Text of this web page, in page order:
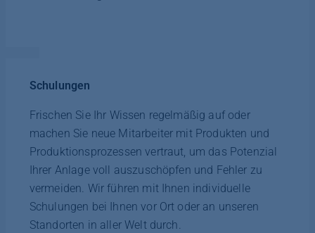
Schulungen
Frischen Sie Ihr Wissen regelmäßig auf oder
machen Sie neue Mitarbeiter mit Produkten und
Produktionsprozessen vertraut, um das Potenzial
Ihrer Anlage voll auszuschöpfen und Fehler zu
vermeiden. Wir führen mit Ihnen individuelle
Schulungen bei Ihnen vor Ort oder an unseren
Standorten in aller Welt durch.